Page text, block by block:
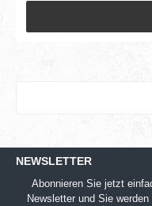
NEWSLETTER
Abonnieren Sie jetzt
Newsletter und Sie